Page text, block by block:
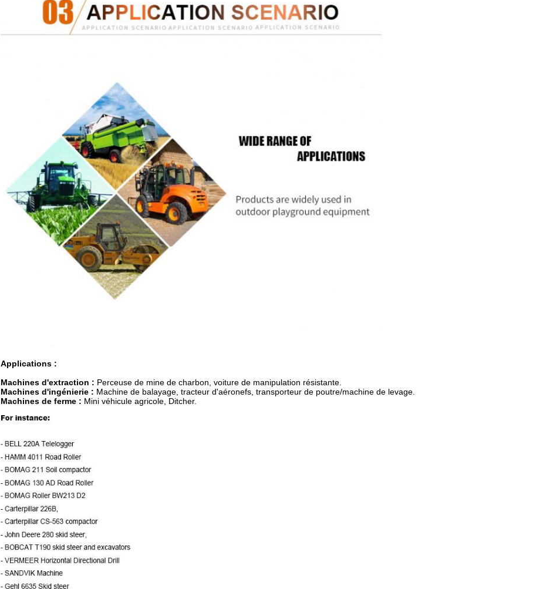
Applications :
Machines d'extraction : Perceuse de mine de charbon, voiture de manipulation résistante.
Machines d'ingénierie : Machine de balayage, tracteur d'aéronefs, transporteur de poutre/machine de levage.
Machines de ferme : Mini véhicule agricole, Ditcher.